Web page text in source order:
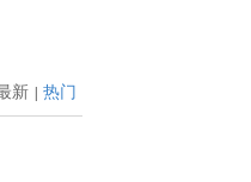
新 热门